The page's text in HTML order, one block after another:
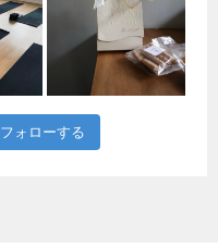
フォローする